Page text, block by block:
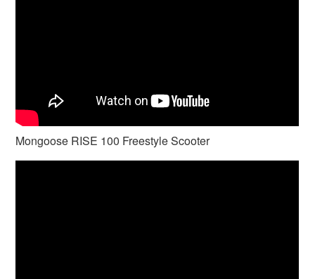
Mongoose RISE 100 Freestyle Scooter